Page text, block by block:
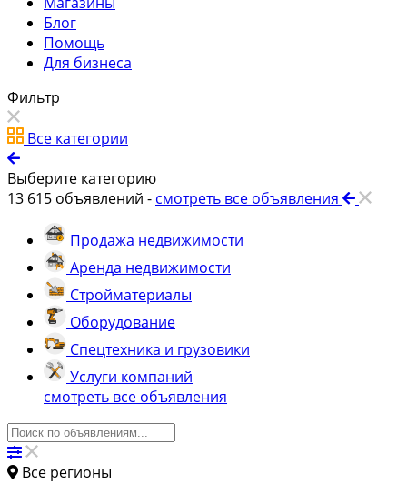
Блог
Помощь
Для бизнеса
Фильтр
Все категории
Выберите категорию
13 615 объявлений - смотреть все объявления
Продажа недвижимости
Аренда недвижимости
Стройматериалы
Оборудование
Спецтехника и грузовики
Услуги компаний
смотреть все объявления
Все регионы